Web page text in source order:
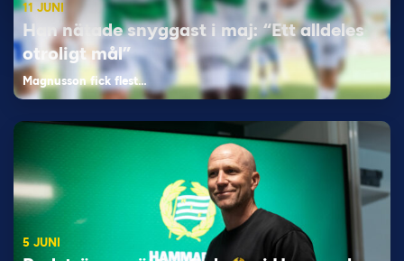
11 JUNI
Han nätade snyggast i maj: “Ett alldeles
otroligt mål”
Magnusson fick flest…
5 JUNI